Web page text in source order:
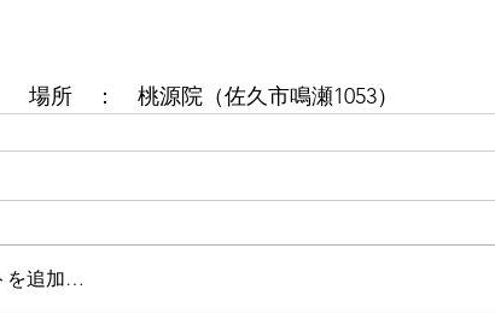
場所　：　桃源院（佐久市鳴瀬1053）
を追加…